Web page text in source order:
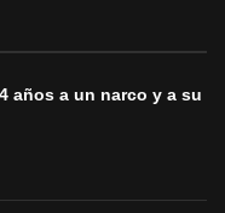
años a un narco y a su